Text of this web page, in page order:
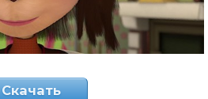
Скачать